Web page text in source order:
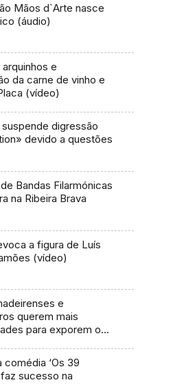
Mãos d`Arte nasce
(áudio)
e
da carne de vinho e
(vídeo)
digressão
devido a questões
Bandas Filarmónicas
na Ribeira Brava
a figura de Luís
(vídeo)
e
querem mais
para exporem os
comédia ‘Os 39
faz sucesso na